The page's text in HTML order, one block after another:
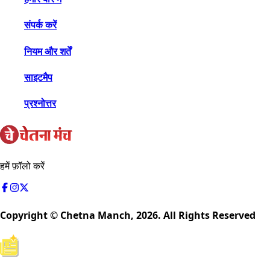
संपर्क करें
नियम और शर्तें
साइटमैप
प्रश्नोत्तर
हमें फ़ॉलो करें
Copyright © Chetna Manch, 2026. All Rights Reserved